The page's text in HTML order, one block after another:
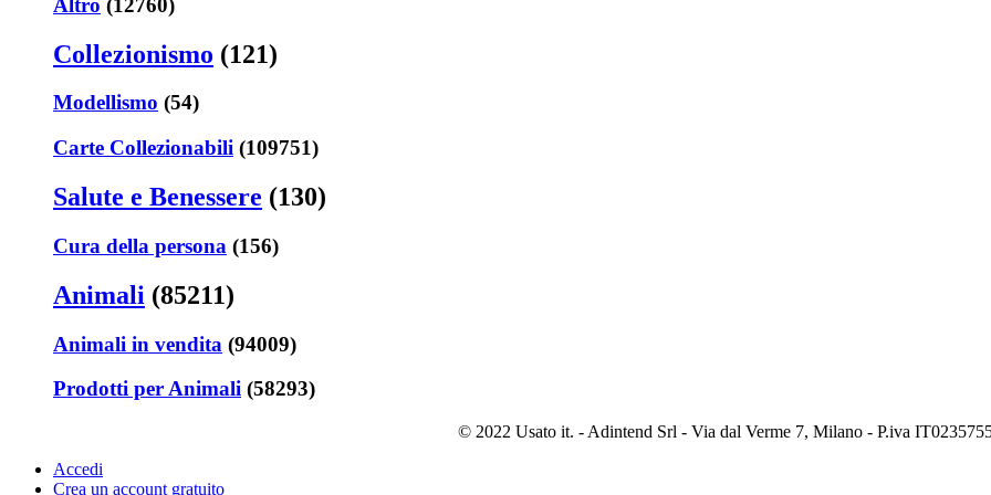
Collezionismo (121)
Modellismo (54)
Carte Collezionabili (109751)
Salute e Benessere (130)
Cura della persona (156)
Animali (85211)
Animali in vendita (94009)
Prodotti per Animali (58293)
© 2022 Usato it. - Adintend Srl - Via dal Verme 7, Milano - P.iva
Accedi
Crea un account gratuito